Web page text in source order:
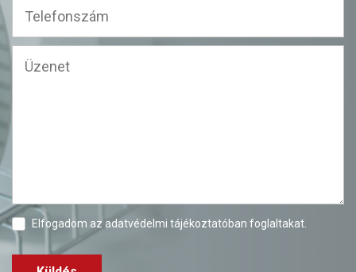
Elfogadom az adatvédelmi tájékoztatóban foglaltakat.